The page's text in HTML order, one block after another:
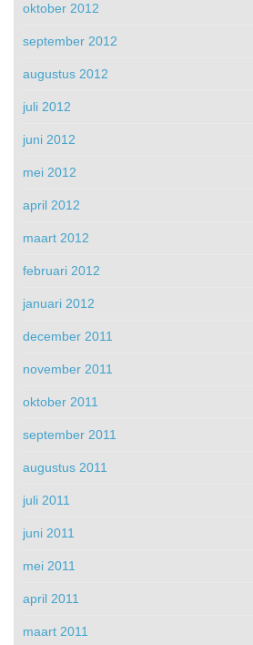
oktober 2012
september 2012
augustus 2012
juli 2012
juni 2012
mei 2012
april 2012
maart 2012
februari 2012
januari 2012
december 2011
november 2011
oktober 2011
september 2011
augustus 2011
juli 2011
juni 2011
mei 2011
april 2011
maart 2011